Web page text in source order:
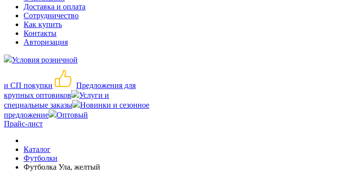
Доставка и оплата
Сотрудничество
Как купить
Контакты
Авторизация
Условия розничной
и СП покупки
Предложения для
крупных оптовиков
Услуги и
специальные заказы
Новинки и сезонное
предложение
Оптовый
Прайс-лист
Каталог
Футболки
Футболка Ула, желтый